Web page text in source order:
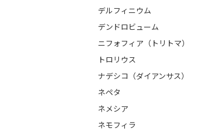
デルフィニウム
デンドロビューム
ニフォフィア（トリトマ）
トロリウス
ナデシコ（ダイアンサス）
ネペタ
ネメシア
ネモフィラ